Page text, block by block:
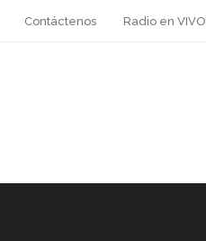
Contáctenos Radio en VIVO